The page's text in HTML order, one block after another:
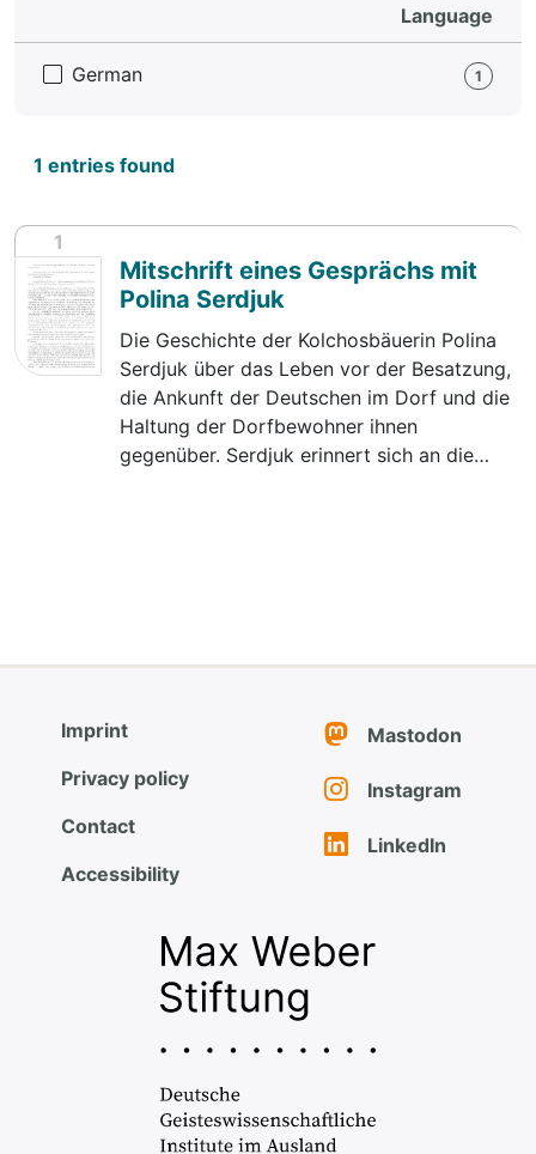
1 entries found
1
Mitschrift eines Gesprächs mit
Polina Serdjuk
Die Geschichte der Kolchosbäuerin Polina
Serdjuk über das Leben vor der Besatzung,
die Ankunft der Deutschen im Dorf und die
Haltung der Dorfbewohner ihnen
gegenüber. Serdjuk erinnert sich an die…
Language
German 1
Imprint
Privacy policy
Contact
Accessibility
Mastodon
Instagram
LinkedIn